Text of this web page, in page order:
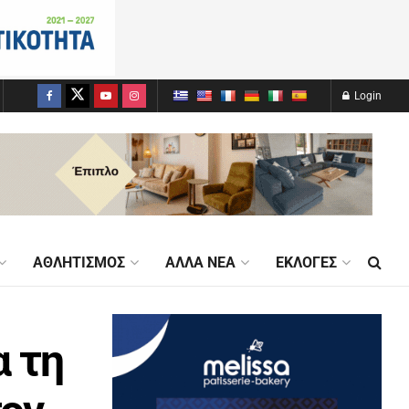
Login
ΑΘΛΗΤΙΣΜΌΣ ΆΛΛΑ ΝΈΑ ΕΚΛΟΓΈΣ
τη